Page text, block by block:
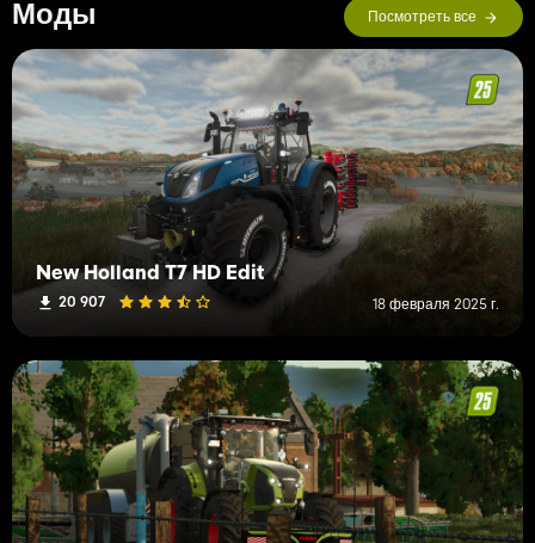
Моды Посмотреть все
New Holland T7 HD Edit
20 907 18 февраля 2025 г.